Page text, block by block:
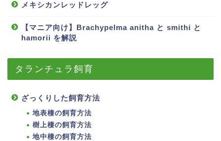
メキシカンレッドレッグ
【マニア向け】Brachypelma anitha と smithi と
hamorii を解説
タランチュラ飼育
ざっくりした飼育方法
地表棲の飼育方法
樹上棲の飼育方法
地中棲の飼育方法